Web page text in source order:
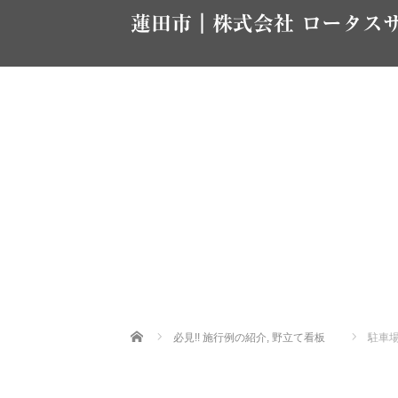
蓮田市｜株式会社 ロータス
Home 必見!! 施行例の紹介, 野立て看板 駐車